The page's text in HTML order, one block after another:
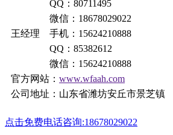
QQ：80711495
微信：18678029022
王经理 手机：15624210888
QQ：85382612
微信：15624210888
官方网站： www.wfaah.com
公司地址：山东省潍坊安丘市景芝镇
点击免费电话咨询:18678029022